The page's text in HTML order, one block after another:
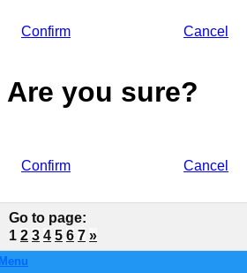
Confirm Cancel
Are you sure?
Confirm Cancel
Go to page:
1 2 3 4 5 6 7 »